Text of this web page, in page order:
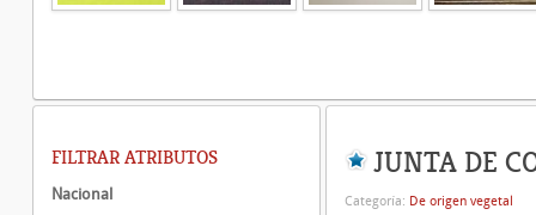
JUNTA DE
Categoría: De origen vegetal
FILTRAR ATRIBUTOS
Nacional